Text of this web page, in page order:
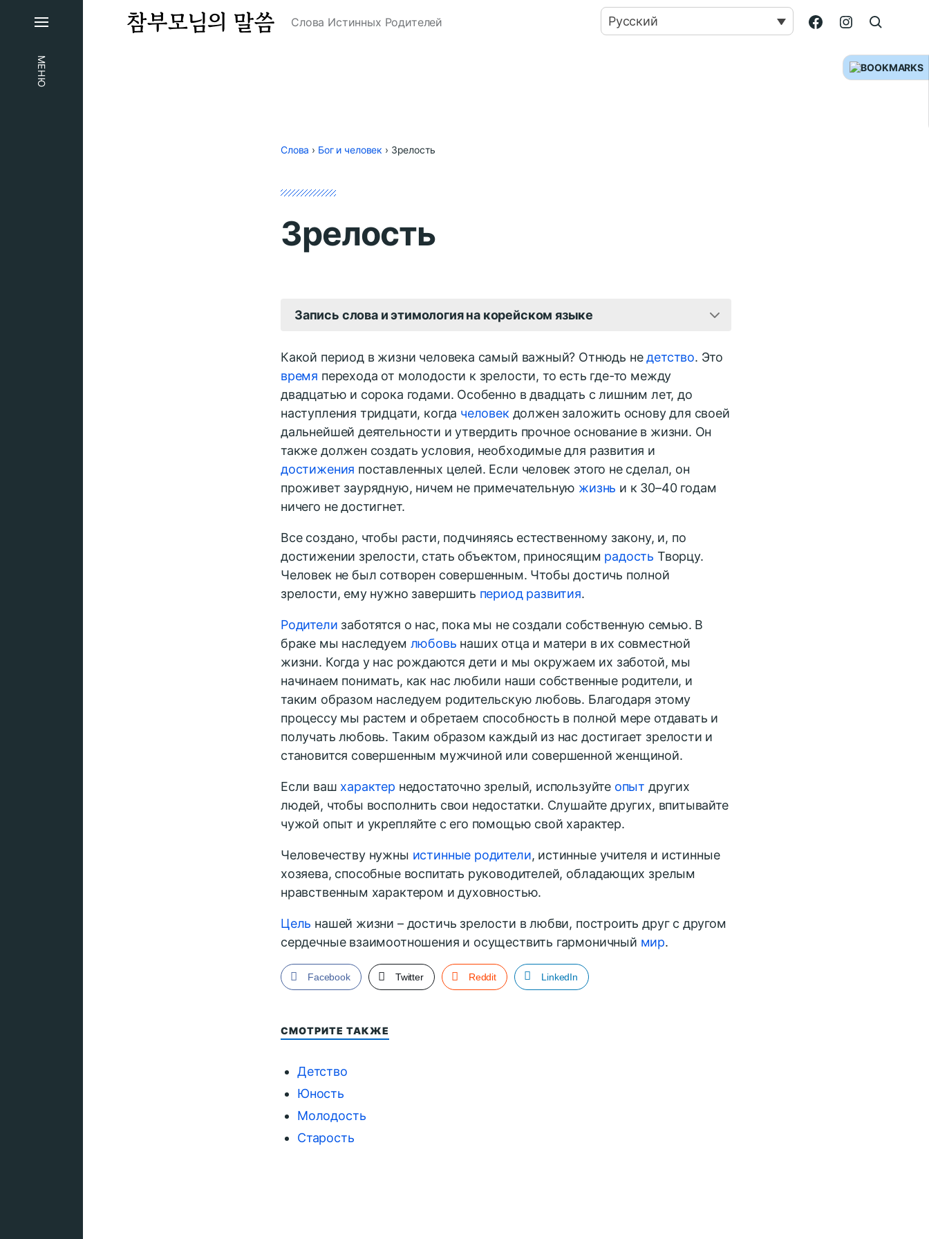
МЕНЮ
Слова Истинных Родителей Русский
Слова › Бог и человек › Зрелость
Зрелость
Запись слова и этимология на корейском языке
Какой период в жизни человека самый важный? Отнюдь недетство. Это
время перехода от молодости к зрелости, то есть где-то между
двадцатью и сорока годами. Особенно в двадцать с лишним лет, до
наступления тридцати, когда человек должен заложить основу для своей
дальнейшей деятельности и утвердить прочное основание в жизни. Он
также должен создать условия, необходимые для развития и
достижения поставленных целей. Если человек этого не сделал, он
проживет заурядную, ничем не примечательную жизнь и к 30–40 годам
ничего не достигнет.
Все создано, чтобы расти, подчиняясь естественному закону, и, по
достижении зрелости, стать объектом, приносящим радость Творцу.
Человек не был сотворен совершенным. Чтобы достичь полной
зрелости, ему нужно завершить период развития.
Родители заботятся о нас, пока мы не создали собственную семью. В
браке мы наследуем любовь наших отца и матери в их совместной
жизни. Когда у нас рождаются дети и мы окружаем их заботой, мы
начинаем понимать, как нас любили наши собственные родители, и
таким образом наследуем родительскую любовь. Благодаря этому
процессу мы растем и обретаем способность в полной мере отдавать и
получать любовь. Таким образом каждый из нас достигает зрелости и
становится совершенным мужчиной или совершенной женщиной.
Если ваш характер недостаточно зрелый, используйте опыт других
людей, чтобы восполнить свои недостатки. Слушайте других, впитывайте
чужой опыт и укрепляйте с его помощью свой характер.
Человечеству нужны истинные родители, истинные учителя и истинные
хозяева, способные воспитать руководителей, обладающих зрелым
нравственным характером и духовностью.
Цель нашей жизни – достичь зрелости в любви, построить друг с другом
сердечные взаимоотношения и осуществить гармоничный мир.
Facebook Twitter Reddit LinkedIn
СМОТРИТЕ ТАКЖЕ
Детство
Юность
Молодость
Старость